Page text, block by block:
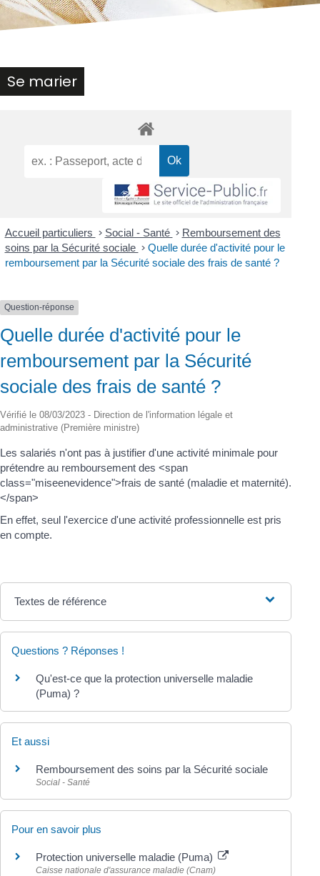
Se marier
Accueil particuliers > Social - Santé > Remboursement des
soins par la Sécurité sociale > Quelle durée d'activité pour le
remboursement par la Sécurité sociale des frais de santé ?
Question-réponse
Quelle durée d'activité pour le
remboursement par la Sécurité
sociale des frais de santé ?
Vérifié le 08/03/2023 - Direction de l'information légale et
administrative (Première ministre)
Les salariés n'ont pas à justifier d'une activité minimale pour
prétendre au remboursement des <span
class="miseenevidence">frais de santé (maladie et maternité).
</span>
En effet, seul l'exercice d'une activité professionnelle est pris
en compte.
Textes de référence
Questions ? Réponses !
Qu'est-ce que la protection universelle maladie
(Puma) ?
Et aussi
Remboursement des soins par la Sécurité sociale
Social - Santé
Pour en savoir plus
Protection universelle maladie (Puma)
Caisse nationale d'assurance maladie (Cnam)